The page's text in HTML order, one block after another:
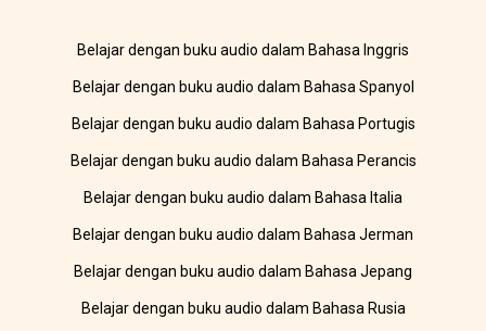
Belajar dengan buku audio dalam Bahasa Inggris
Belajar dengan buku audio dalam Bahasa Spanyol
Belajar dengan buku audio dalam Bahasa Portugis
Belajar dengan buku audio dalam Bahasa Perancis
Belajar dengan buku audio dalam Bahasa Italia
Belajar dengan buku audio dalam Bahasa Jerman
Belajar dengan buku audio dalam Bahasa Jepang
Belajar dengan buku audio dalam Bahasa Rusia